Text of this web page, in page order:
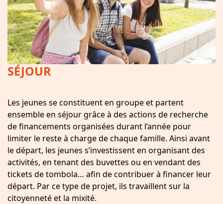
SÉJOUR
Les jeunes se constituent en groupe et partent
ensemble en séjour grâce à des actions de recherche
de financements organisées durant l’année pour
limiter le reste à charge de chaque famille. Ainsi avant
le départ, les jeunes s’investissent en organisant des
activités, en tenant des buvettes ou en vendant des
tickets de tombola… afin de contribuer à financer leur
départ. Par ce type de projet, ils travaillent sur la
citoyenneté et la mixité.